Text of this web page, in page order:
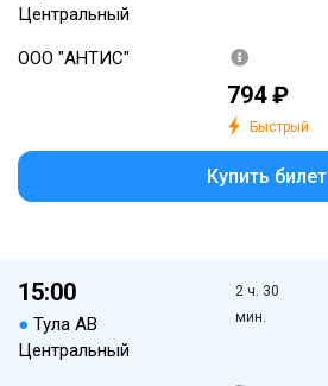
Центральный
ООО "АНТИС"
794 ₽
Быстрый
Купить билет
15:00
● Тула АВ
Центральный
2 ч. 30
мин.